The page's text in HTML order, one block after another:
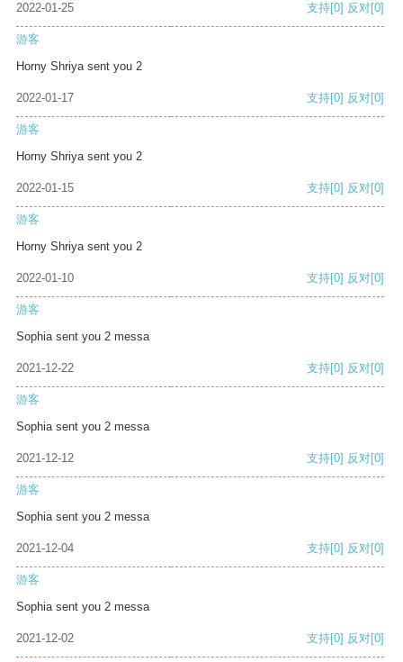
2022-01-25 支持[0] 反对[0]
游客
Horny Shriya sent you 2
2022-01-17 支持[0] 反对[0]
游客
Horny Shriya sent you 2
2022-01-15 支持[0] 反对[0]
游客
Horny Shriya sent you 2
2022-01-10 支持[0] 反对[0]
游客
Sophia sent you 2 messa
2021-12-22 支持[0] 反对[0]
游客
Sophia sent you 2 messa
2021-12-12 支持[0] 反对[0]
游客
Sophia sent you 2 messa
2021-12-04 支持[0] 反对[0]
游客
Sophia sent you 2 messa
2021-12-02 支持[0] 反对[0]